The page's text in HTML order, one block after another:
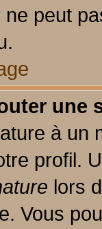
peut
une
à un
profil.
lors
Vous